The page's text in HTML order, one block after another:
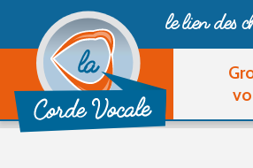
le lien des